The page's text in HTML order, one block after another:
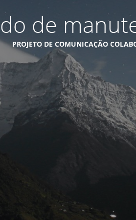
de
PROJETO DE COMUNICAÇÃO